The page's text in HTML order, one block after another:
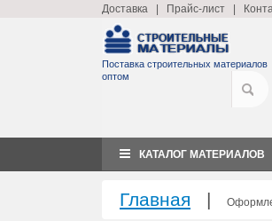
Доставка Прайс-лист
Поставка строительных материалов
оптом
КАТАЛОГ МАТЕРИАЛОВ
Главная |